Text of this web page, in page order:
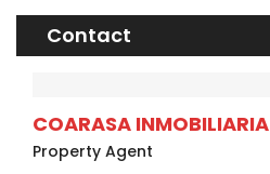
Contact
COARASA INMOBILIARIA
Property Agent